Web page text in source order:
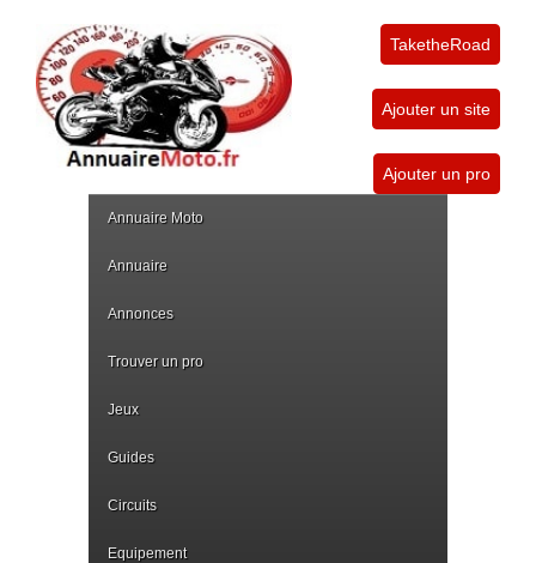
TaketheRoad
Ajouter un site
Ajouter un pro
Annuaire Moto
Annuaire
Annonces
Trouver un pro
Jeux
Guides
Circuits
Equipement